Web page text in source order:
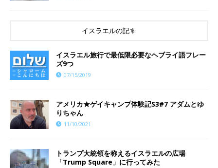
イスラエルの記事
イスラエル旅行で最低限必要なヘブライ語フレー
ズ9つ
07/15/2019
​​アメリカ★ゲイキャンプ体験記S3#7 アダムとゆ
りちゃん
11/10/2021
トランプ大統領を称えるイスラエルの広場
「Trump Square」に行ってみた